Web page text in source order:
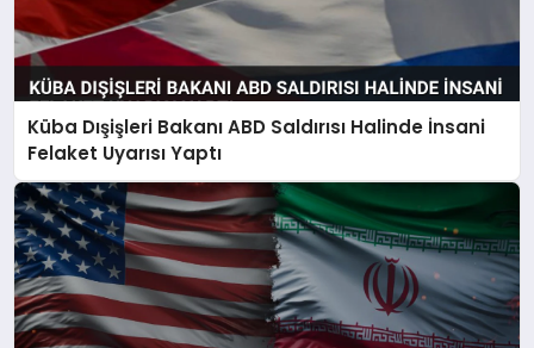
Küba Dışişleri Bakanı ABD Saldırısı Halinde İnsani
Felaket Uyarısı Yaptı